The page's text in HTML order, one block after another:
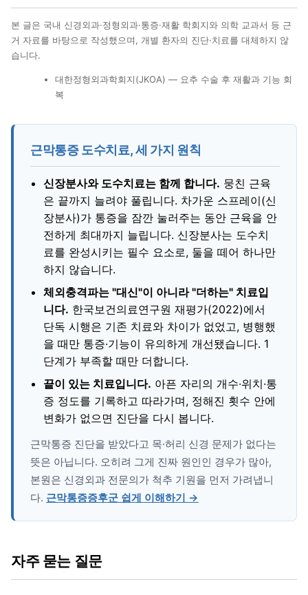
본 글은 국내 신경외과·정형외과·통증·재활 학회지와 의학 교과서 등 근
거 자료를 바탕으로 작성했으며, 개별 환자의 진단·치료를 대체하지 않
습니다.
대한정형외과학회지(JKOA) — 요추 수술 후 재활과 기능 회
복
근막통증 도수치료, 세 가지 원칙
신장분사와 도수치료는 함께 합니다. 뭉친 근육
은 끝까지 늘려야 풀립니다. 차가운 스프레이(신
장분사)가 통증을 잠깐 눌러주는 동안 근육을 안
전하게 최대까지 늘립니다. 신장분사는 도수치
료를 완성시키는 필수 요소로, 둘을 떼어 하나만
하지 않습니다.
체외충격파는 "대신"이 아니라 "더하는" 치료입
니다. 한국보건의료연구원 재평가(2022)에서
단독 시행은 기존 치료와 차이가 없었고, 병행했
을 때만 통증·기능이 유의하게 개선됐습니다. 1
단계가 부족할 때만 더합니다.
끝이 있는 치료입니다. 아픈 자리의 개수·위치·통
증 정도를 기록하고 따라가며, 정해진 횟수 안에
변화가 없으면 진단을 다시 봅니다.
근막통증 진단을 받았다고 목·허리 신경 문제가 없다는
뜻은 아닙니다. 오히려 그게 진짜 원인인 경우가 많아,
본원은 신경외과 전문의가 척추 기원을 먼저 가려냅니
다. 근막통증증후군 쉽게 이해하기 →
자주 묻는 질문